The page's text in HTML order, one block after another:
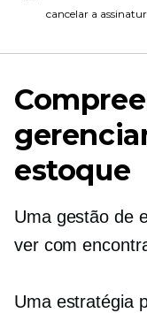
cancelar a
estoque
Uma gestão de
ver com
Uma estratégia